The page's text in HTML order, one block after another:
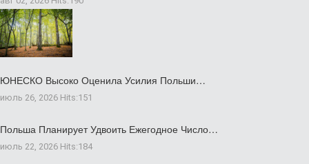
ЮНЕСКО Высоко Оценила Усилия Польши…
июль 26, 2026 Hits:151
Польша Планирует Удвоить Ежегодное Число…
июль 22, 2026 Hits:184